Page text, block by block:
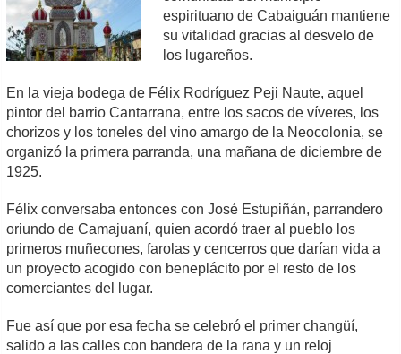
espirituano de Cabaiguán mantiene
su vitalidad gracias al desvelo de
los lugareños.
En la vieja bodega de Félix Rodríguez Peji Naute, aquel
pintor del barrio Cantarrana, entre los sacos de víveres, los
chorizos y los toneles del vino amargo de la Neocolonia, se
organizó la primera parranda, una mañana de diciembre de
1925.
Félix conversaba entonces con José Estupiñán, parrandero
oriundo de Camajuaní, quien acordó traer al pueblo los
primeros muñecones, farolas y cencerros que darían vida a
un proyecto acogido con beneplácito por el resto de los
comerciantes del lugar.
Fue así que por esa fecha se celebró el primer changüí,
salido a las calles con bandera de la rana y un reloj